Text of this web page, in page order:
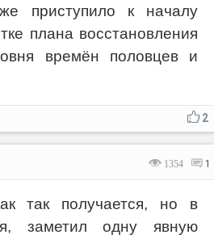
приступило к началу
плана восстановления
времён половцев и
2
1354 1
так получается, но в
заметил одну явную